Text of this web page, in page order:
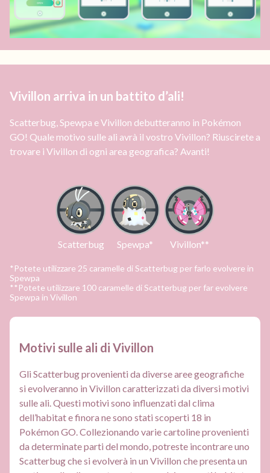
Vivillon arriva in un battito d’ali!
Scatterbug, Spewpa e Vivillon debutteranno in Pokémon
GO! Quale motivo sulle ali avrà il vostro Vivillon? Riuscirete a
trovare i Vivillon di ogni area geografica? Avanti!
Scatterbug Spewpa* Vivillon**
*Potete utilizzare 25 caramelle di Scatterbug per farlo evolvere in
Spewpa
**Potete utilizzare 100 caramelle di Scatterbug per far evolvere
Spewpa in Vivillon
Motivi sulle ali di Vivillon
Gli Scatterbug provenienti da diverse aree geografiche
si evolveranno in Vivillon caratterizzati da diversi motivi
sulle ali. Questi motivi sono influenzati dal clima
dell’habitat e finora ne sono stati scoperti 18 in
Pokémon GO. Collezionando varie cartoline provenienti
da determinate parti del mondo, potreste incontrare uno
Scatterbug che si evolverà in un Vivillon che presenta un